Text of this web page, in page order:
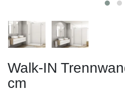
Walk-IN
cm